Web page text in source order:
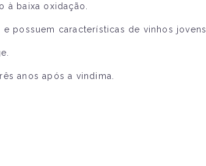
baixa oxidação.
possuem características de vinhos jovens.
anos após a vindima.